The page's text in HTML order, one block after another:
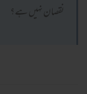
نقصان نہیں ہے؟